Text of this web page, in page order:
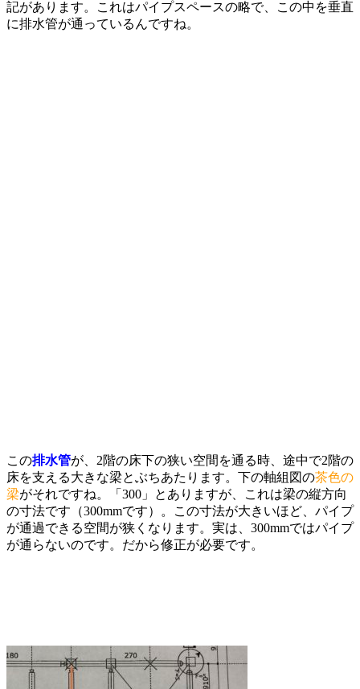
記があります。これはパイプスペースの略で、この中を垂直
に排水管が通っているんですね。
この排水管が、2階の床下の狭い空間を通る時、途中で2階の
床を支える大きな梁とぶちあたります。下の軸組図の茶色の
梁がそれですね。「300」とありますが、これは梁の縦方向
の寸法です（300mmです）。この寸法が大きいほど、パイプ
が通過できる空間が狭くなります。実は、300mmではパイプ
が通らないのです。だから修正が必要です。